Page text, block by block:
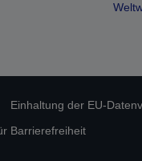
Einhaltung der EU-
Barrierefreiheit